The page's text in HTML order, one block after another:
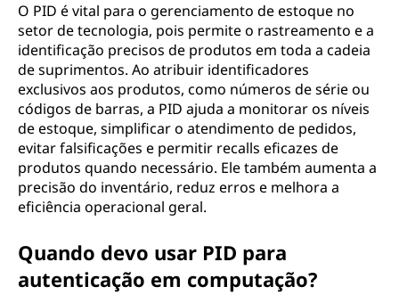
O PID é vital para o gerenciamento de estoque no
setor de tecnologia, pois permite o rastreamento e a
identificação precisos de produtos em toda a cadeia
de suprimentos. Ao atribuir identificadores
exclusivos aos produtos, como números de série ou
códigos de barras, a PID ajuda a monitorar os níveis
de estoque, simplificar o atendimento de pedidos,
evitar falsificações e permitir recalls eficazes de
produtos quando necessário. Ele também aumenta a
precisão do inventário, reduz erros e melhora a
eficiência operacional geral.
Quando devo usar PID para
autenticação em computação?